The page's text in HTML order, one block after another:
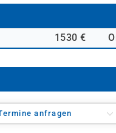
1530 €
anfragen